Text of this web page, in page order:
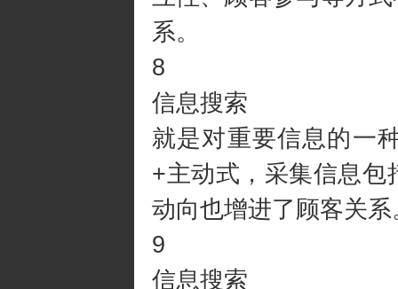
系。
8
信息搜索
就是对重要信息的一
+主动式，采集信息包
动向也增进了顾客关系
9
信息搜索